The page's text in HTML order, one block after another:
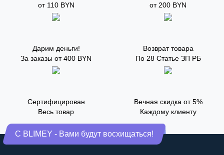
от 110 BYN
от 200 BYN
Дарим деньги!
За заказы от 400 BYN
Возврат товара
По 28 Статье ЗП РБ
Сертифицирован
Весь товар
Вечная скидка от 5%
Каждому клиенту
С BLIMEY - Вами будут восхищаться!